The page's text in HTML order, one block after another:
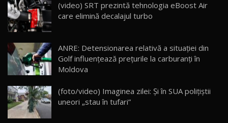
16
AutoBlogMD
13:10
17 20:06
30:08
(video) SRT prezintă tehnologia eBoost Air
care elimină decalajul turbo
ANRE: Detensionarea relativă a situației din
Golf influențează prețurile la carburanți în
Moldova
(foto/video) Imaginea zilei: Și în SUA polițiștii
uneori „stau în tufari”